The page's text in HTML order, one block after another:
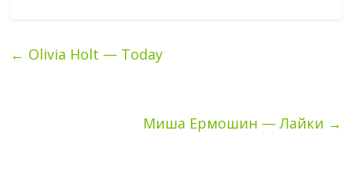
← Olivia Holt — Today
Миша Ермошин — Лайки →